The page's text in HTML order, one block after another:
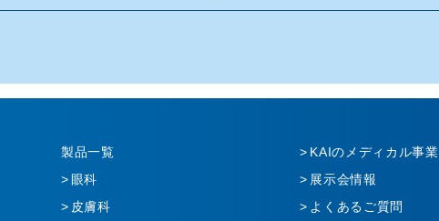
製品一覧
眼科
皮膚科
KAIのメディカル事業
展示会情報
よくあるご質問